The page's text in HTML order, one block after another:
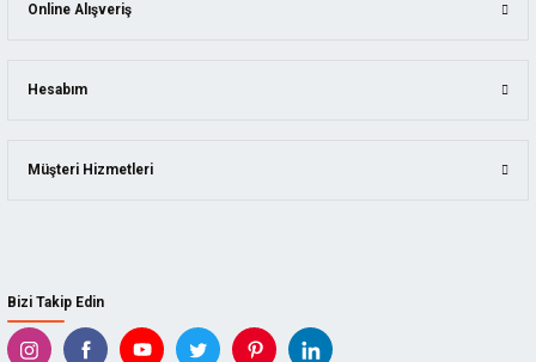
Bizi Takip Edin
Online Alışveriş
Hesabım
Müşteri Hizmetleri